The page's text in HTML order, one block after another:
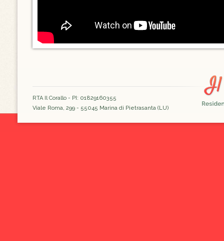
RTA Il Corallo - PI: 01829160355
Viale Roma, 299 - 55045 Marina di Pietrasanta (LU)